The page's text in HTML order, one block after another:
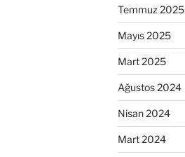
Temmuz 2025
Mayıs 2025
Mart 2025
Ağustos 2024
Nisan 2024
Mart 2024